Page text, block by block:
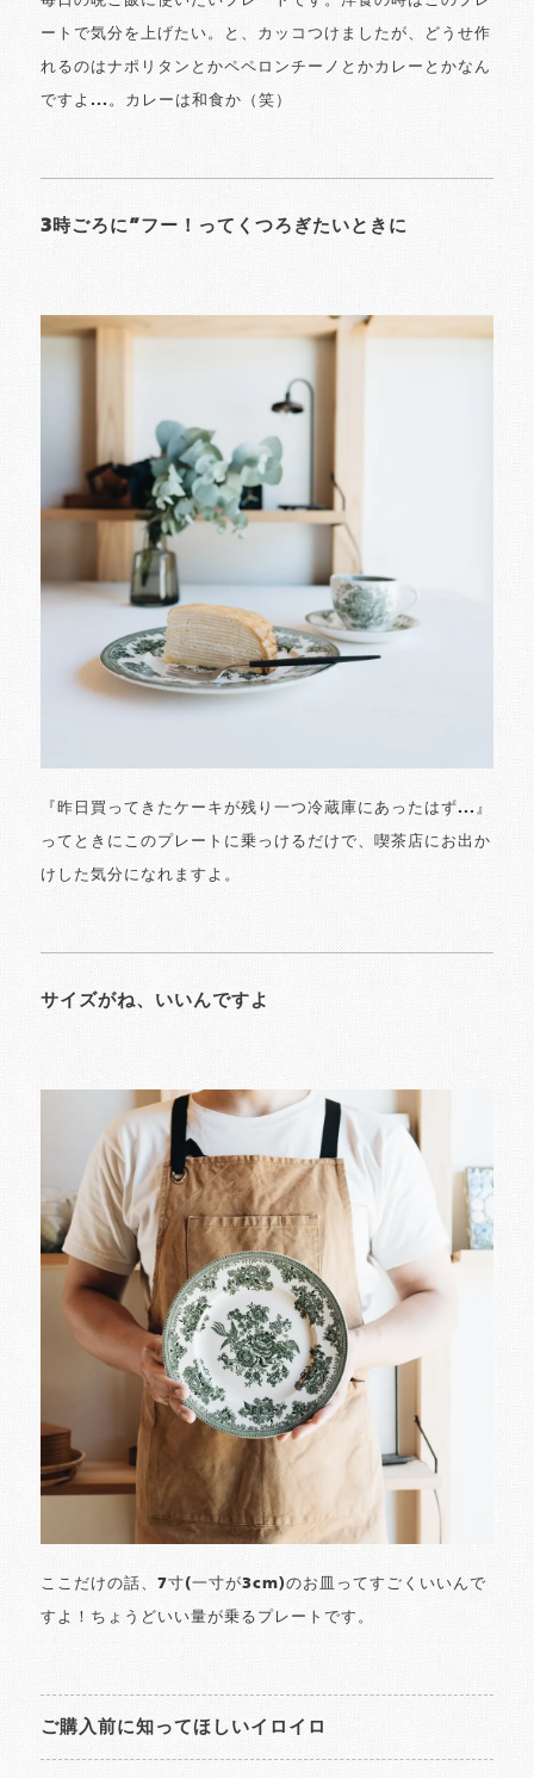
ートで気分を上げたい。と、カッコつけましたが、どうせ作
れるのはナポリタンとかペペロンチーノとかカレーとかなん
ですよ...。カレーは和食か（笑）
3時ごろに”フー！ってくつろぎたいときに
『昨日買ってきたケーキが残り一つ冷蔵庫にあったはず...』
ってときにこのプレートに乗っけるだけで、喫茶店にお出か
けした気分になれますよ。
サイズがね、いいんですよ
ここだけの話、7寸(一寸が3cm)のお皿ってすごくいいんで
すよ！ちょうどいい量が乗るプレートです。
ご購入前に知ってほしいイロイロ